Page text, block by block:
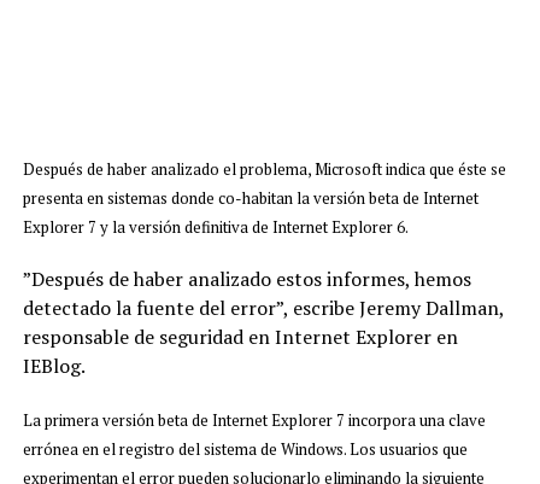
Después de haber analizado el problema, Microsoft indica que éste se
presenta en sistemas donde co-habitan la versión beta de Internet
Explorer 7 y la versión definitiva de Internet Explorer 6.
”Después de haber analizado estos informes, hemos
detectado la fuente del error”, escribe Jeremy Dallman,
responsable de seguridad en Internet Explorer en
IEBlog.
La primera versión beta de Internet Explorer 7 incorpora una clave
errónea en el registro del sistema de Windows. Los usuarios que
experimentan el error pueden solucionarlo eliminando la siguiente